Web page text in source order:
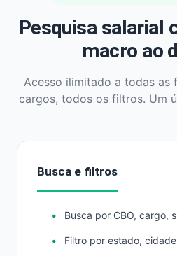
Pesquisa salarial
macro ao
Acesso ilimitado a todas as
cargos, todos os filtros. Um
Busca e filtros
Busca por CBO, cargo,
Filtro por estado,